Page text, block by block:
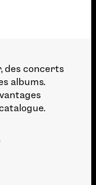
des concerts
albums.